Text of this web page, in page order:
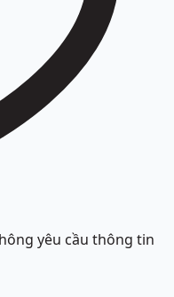
yêu cầu thông tin